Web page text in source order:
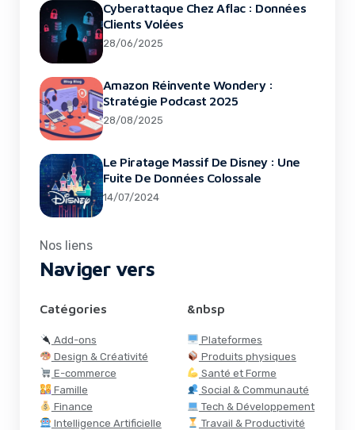
Cyberattaque Chez Aflac : Données
Clients Volées
28/06/2025
Amazon Réinvente Wondery :
Stratégie Podcast 2025
28/08/2025
Le Piratage Massif De Disney : Une
Fuite De Données Colossale
14/07/2024
Nos liens
Naviger vers
Catégories
Add-ons
Design & Créativité
E-commerce
Famille
Finance
Intelligence Artificielle
&nbsp
Plateformes
Produits physiques
Santé et Forme
Social & Communauté
Tech & Développement
Travail & Productivité